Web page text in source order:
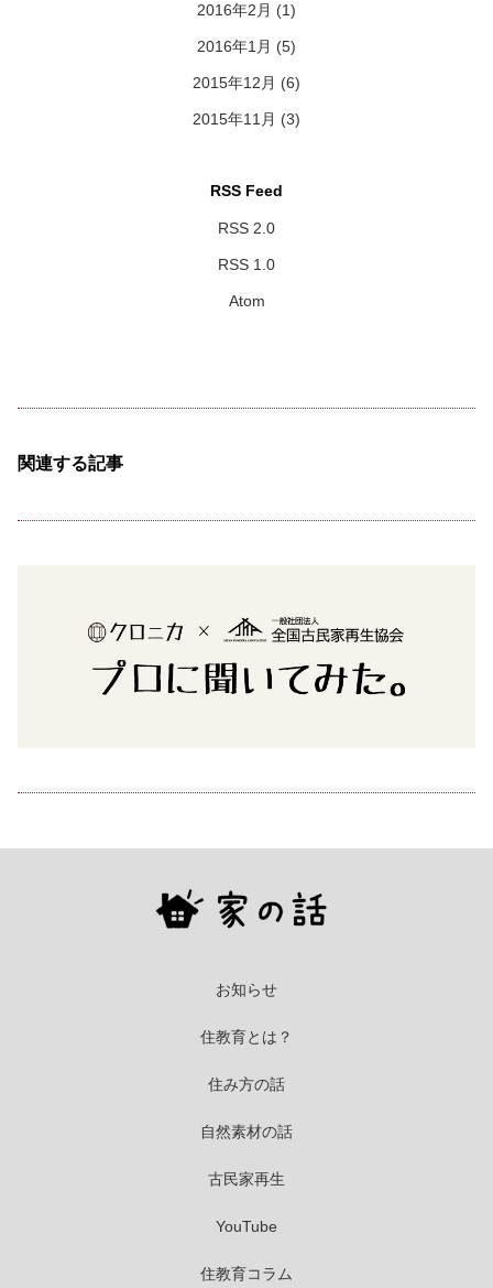
2016年2月 (1)
2016年1月 (5)
2015年12月 (6)
2015年11月 (3)
RSS Feed
RSS 2.0
RSS 1.0
Atom
関連する記事
お知らせ
住教育とは？
住み方の話
自然素材の話
古民家再生
YouTube
住教育コラム